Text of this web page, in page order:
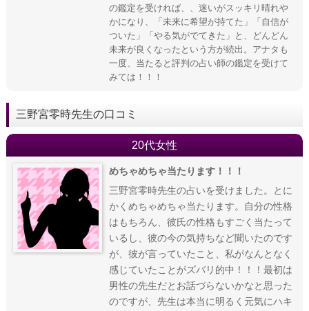
の鑑定を受ければ、、迷いがスッキリ晴れや
かになり、「未来に希望が持てた」「自信が
ついた」「やる気がでてきた」と、どんどん
未来が良くなったという方が続出。アナタも
一度、当たると評判の占い師の鑑定を受けて
みては！！！
三野宮零時先生の口コミ
20代女性
めちゃめちゃ当たります！！！
三野宮零時先生の占いを受けました。とに
かくめちゃめちゃ当たります。自分の性格
はもちろん、彼氏の性格もすごく当たって
いるし、彼の今の気持ちなど聞いたのです
が、彼が言っていたこと、私がなんとなく
感じていたことがズバリ的中！！！最初は
男性の先生だとお話づらないかなと思った
のですが、先生は本当に明るく元気にハキ